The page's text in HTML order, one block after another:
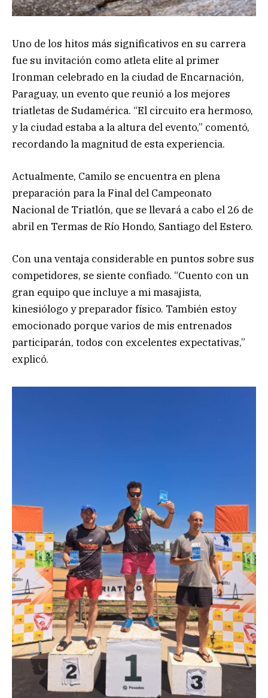
Uno de los hitos más significativos en su carrera
fue su invitación como atleta elite al primer
Ironman celebrado en la ciudad de Encarnación,
Paraguay, un evento que reunió a los mejores
triatletas de Sudamérica. “El circuito era hermoso,
y la ciudad estaba a la altura del evento,” comentó,
recordando la magnitud de esta experiencia.
Actualmente, Camilo se encuentra en plena
preparación para la Final del Campeonato
Nacional de Triatlón, que se llevará a cabo el 26 de
abril en Termas de Río Hondo, Santiago del Estero.
Con una ventaja considerable en puntos sobre sus
competidores, se siente confiado. “Cuento con un
gran equipo que incluye a mi masajista,
kinesiólogo y preparador físico. También estoy
emocionado porque varios de mis entrenados
participarán, todos con excelentes expectativas,”
explicó.